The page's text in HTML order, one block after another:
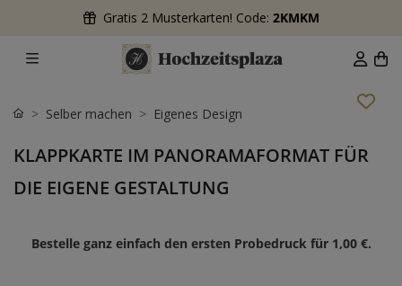
Gratis 2 Musterkarten! Code: 2KMKM
Selber machen Eigenes Design
KLAPPKARTE IM PANORAMAFORMAT FÜR
DIE EIGENE GESTALTUNG
Bestelle ganz einfach den ersten Probedruck für 1,00 €.